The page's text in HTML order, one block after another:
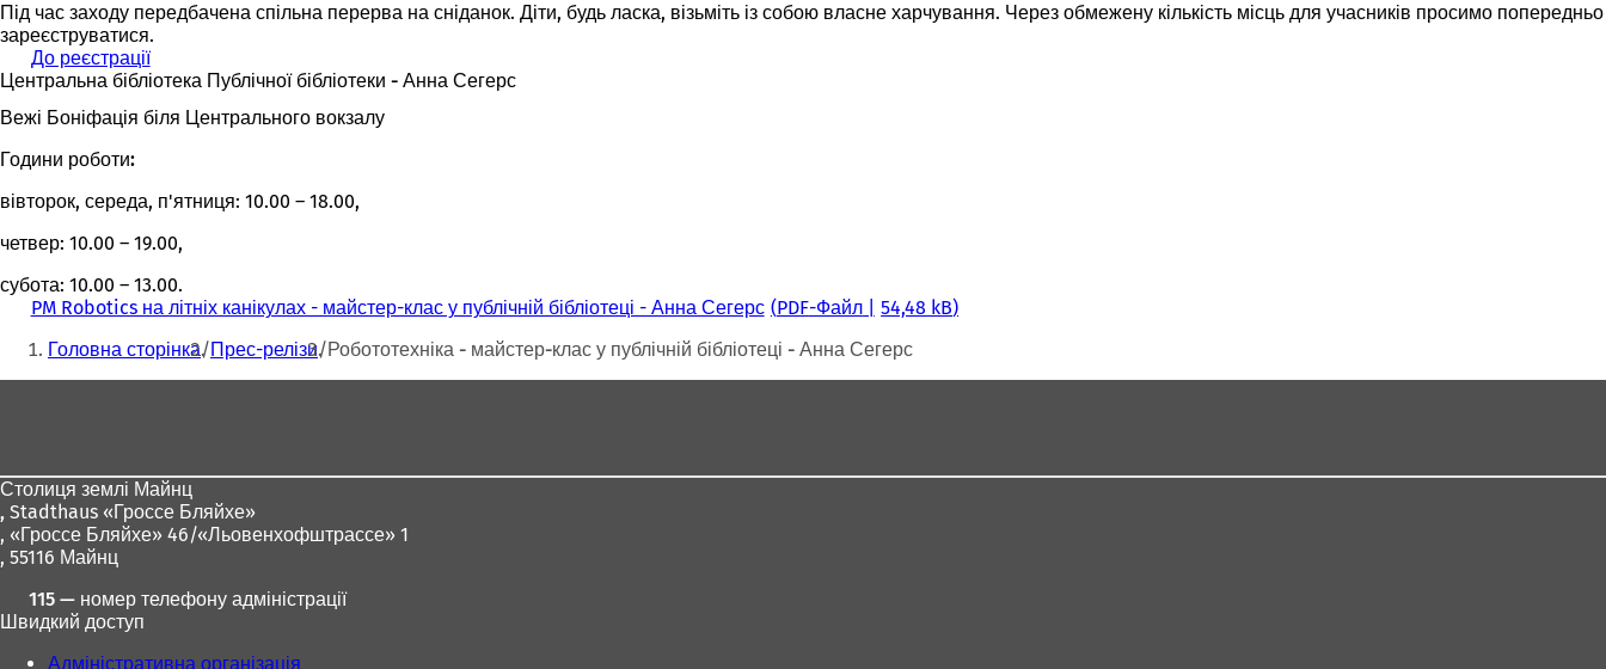
Під час заходу передбачена спільна перерва на сніданок. Діти, будь ласка, візьміть із собою власне харчування. Через обмежену кількість місць для учасників просимо попередньо
зареєструватися.
До реєстрації(
В
д
и
в
а
т
ь
я
в
й
в
к
д
Центральна бібліотека Публічної бібліотеки - Анна Сегерс
Вежі Боніфація біля Центрального вокзалу
Години роботи:
вівторок, середа, п'ятниця: 10.00 – 18.00,
четвер: 10.00 – 19.00,
субота: 10.00 – 13.00.
PM Robotics на літніх канікулах - майстер-клас у публічній бібліотеці - Анна Сегерс
PDF-Файл 54,48 kB
Ти
тут:
Головна сторінка Прес-релізи Робототехніка - майстер-клас у публічній бібліотеці - Анна Сегерс
Столиця землі Майнц
, Stadthaus «Гроссе Бляйхе»
, «Гроссе Бляйхе» 46/«Льовенхофштрассе» 1
, 55116 Майнц
115 — номер телефону адміністрації
Швидкий доступ
Адміністративна організація